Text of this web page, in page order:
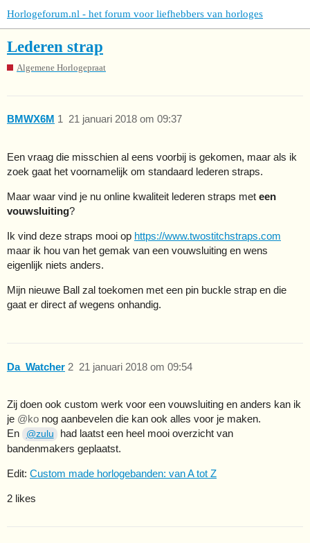
Horlogeforum.nl - het forum voor liefhebbers van horloges
Lederen strap
Algemene Horlogepraat
BMWX6M 21 januari 2018 om 09:37
1
Een vraag die misschien al eens voorbij is gekomen, maar als ik
zoek gaat het voornamelijk om standaard lederen straps.
Maar waar vind je nu online kwaliteit lederen straps met een
vouwsluiting?
Ik vind deze straps mooi op https://www.twostitchstraps.com
maar ik hou van het gemak van een vouwsluiting en wens
eigenlijk niets anders.
Mijn nieuwe Ball zal toekomen met een pin buckle strap en die
gaat er direct af wegens onhandig.
Da_Watcher 21 januari 2018 om 09:54
2
Zij doen ook custom werk voor een vouwsluiting en anders kan ik
je @ko nog aanbevelen die kan ook alles voor je maken.
En
@zulu
had laatst een heel mooi overzicht van
bandenmakers geplaatst.
Edit: Custom made horlogebanden: van A tot Z
2 likes